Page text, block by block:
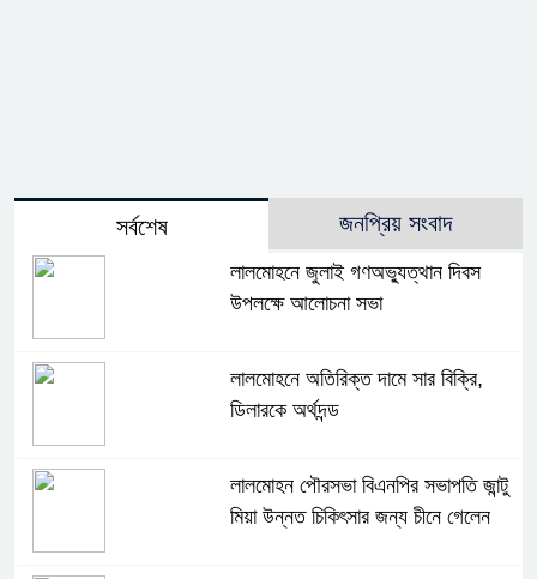
সর্বশেষ জনপ্রিয় সংবাদ
লালমোহনে জুলাই গণঅভ্যুত্থান দিবস
উপলক্ষে আলোচনা সভা
লালমোহনে অতিরিক্ত দামে সার বিক্রি,
ডিলারকে অর্থদন্ড
লালমোহন পৌরসভা বিএনপির সভাপতি জান্টু
মিয়া উন্নত চিকিৎসার জন্য চীনে গেলেন